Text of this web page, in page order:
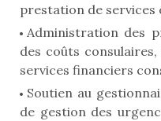
prestation de services
Administration des
des coûts
services financiers
Soutien au
de gestion des